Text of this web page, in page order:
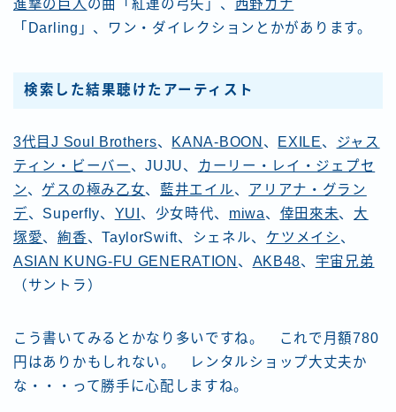
進撃の巨人 の曲「紅連の弓矢」、 西野カナ
「Darling」、ワン・ダイレクションとかがあります。
検索した結果聴けたアーティスト
3代目J Soul Brothers、 KANA-BOON 、 EXILE、 ジャス
ティン・ビーバー 、JUJU、
カーリー・レイ・ジェプセ
ン、 ゲスの極み乙女、 藍井エイル、
アリアナ・グラン
デ、Superfly、 YUI 、少女時代、 miwa、 倖田來未、 大
塚愛、絢香、TaylorSwift、シェネル、 ケツメイシ 、
ASIAN KUNG-FU GENERATION 、 AKB48、 宇宙兄弟
（サントラ）
こう書いてみるとかなり多いですね。 これで月額780
円はありかもしれない。 レンタルショップ大丈夫か
な・・・って勝手に心配しますね。